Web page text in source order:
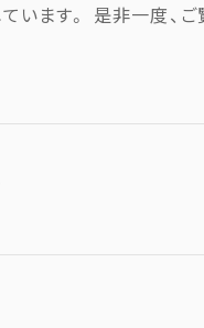
います。 是非一度、